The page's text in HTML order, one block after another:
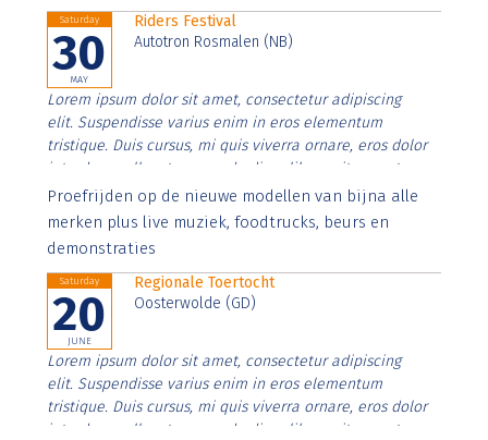
Saturday
30
MAY
Riders Festival
Autotron Rosmalen (NB)
Lorem ipsum dolor sit amet, consectetur adipiscing
elit. Suspendisse varius enim in eros elementum
tristique. Duis cursus, mi quis viverra ornare, eros dolor
interdum nulla, ut commodo diam libero vitae erat.
Aenean faucibus nibh et justo cursus id rutrum lorem
imperdiet. Nunc ut sem vitae risus tristique posuere.
Proefrijden op de nieuwe modellen van bijna alle
merken plus live muziek, foodtrucks, beurs en
demonstraties
Saturday
20
JUNE
Regionale Toertocht
Oosterwolde (GD)
Lorem ipsum dolor sit amet, consectetur adipiscing
elit. Suspendisse varius enim in eros elementum
tristique. Duis cursus, mi quis viverra ornare, eros dolor
interdum nulla, ut commodo diam libero vitae erat.